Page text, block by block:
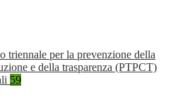
triennale per la prevenzione della
e della trasparenza (PTPCT)
59